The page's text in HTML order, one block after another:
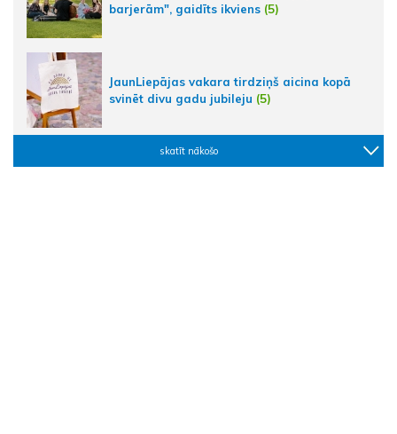
barjerām", gaidīts ikviens (5)
JaunLiepājas vakara tirdziņš aicina kopā
svinēt divu gadu jubileju (5)
skatīt nākošo